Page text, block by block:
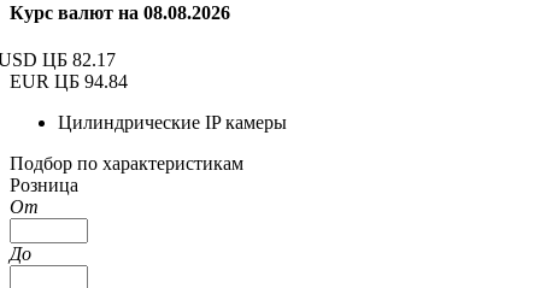
Курс валют на 08.08.2026
ЦБ 82.17
EUR ЦБ 94.84
Цилиндрические IP камеры
Подбор по характеристикам
Розница
От
До